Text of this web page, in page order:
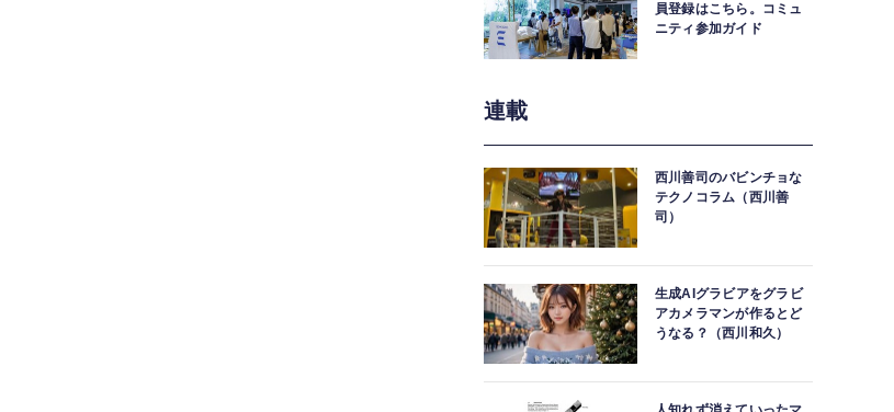
員登録はこちら。コミュ
ニティ参加ガイド
連載
西川善司のバビンチョな
テクノコラム（西川善
司）
生成AIグラビアをグラビ
アカメラマンが作るとど
うなる？（西川和久）